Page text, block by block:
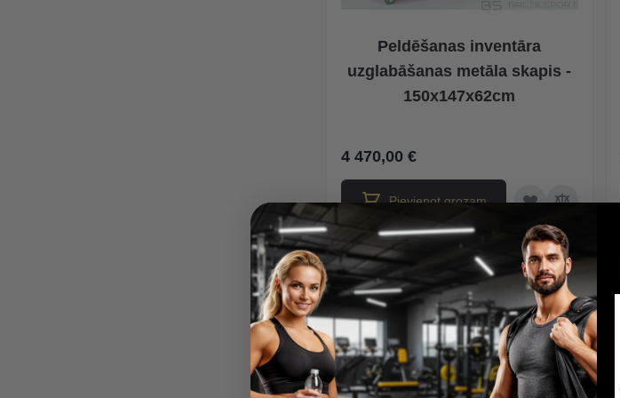
Peldēšanas inventāra
uzglabāšanas metāla skapis -
150x147x62cm
4 470,00 €
Pievienot grozam